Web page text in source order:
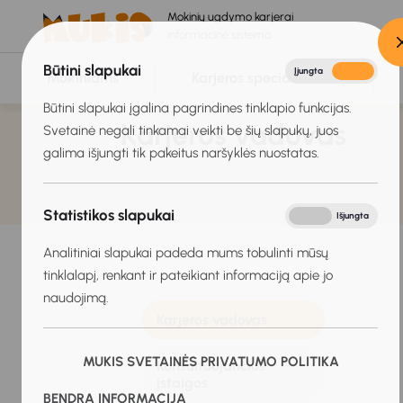
Būtini slapukai Įjungta
Būtini slapukai įgalina pagrindines tinklapio funkcijas.
Svetainė negali tinkamai veikti be šių slapukų, juos
galima išjungti tik pakeitus naršyklės nuostatas.
Statistikos slapukai Išjungta
Analitiniai slapukai padeda mums tobulinti mūsų
tinklalapį, renkant ir pateikiant informaciją apie jo
naudojimą.
MUKIS SVETAINĖS PRIVATUMO POLITIKA
BENDRA INFORMACIJA
Mokinių ugdymo karjerai
Mokiniams Karjeros specialistams
Karjeros vadovas
Konsultuojančios